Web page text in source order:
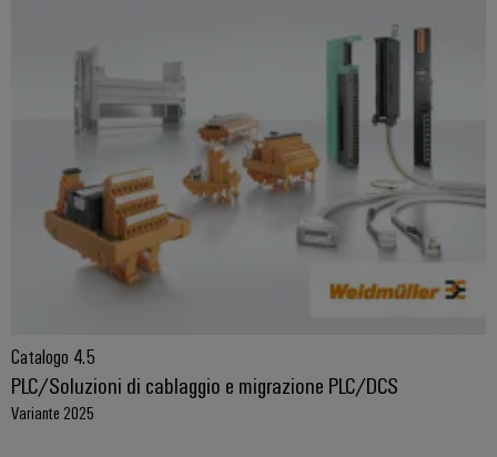
Catalogo 4.5
PLC/Soluzioni di cablaggio e migrazione PLC/DCS
Variante 2025